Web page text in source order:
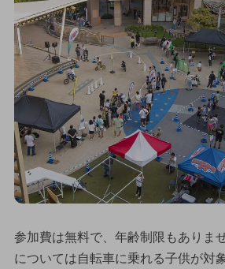
参加費は無料で、年齢制限もありま
については自転車に乗れる子供が対